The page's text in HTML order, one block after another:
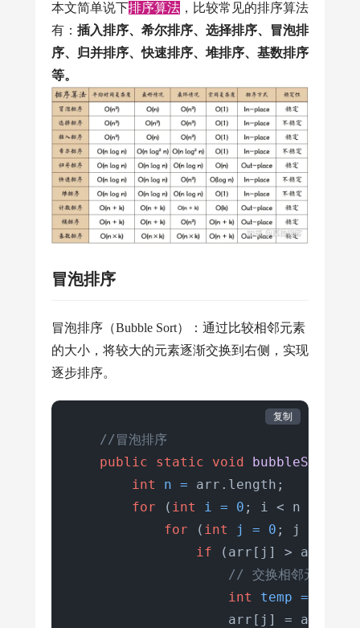
本文简单说下排序算法 ，比较常见的排序算法
有： 插入排序、希尔排序、选择排序、冒泡排
序、归并排序、快速排序、堆排序、基数排序
等。
冒泡排序
冒泡排序（Bubble Sort）：通过比较相邻元素
的大小，将较大的元素逐渐交换到右侧，实现
逐步排序。
//冒泡排序
public
static void bubbleSort
int
n = arr.length;
for ( int i = 0 ; i < n -
for ( int j = 0 ; j < n
if (arr[j] > arr[j
// 交换相邻元素
int
temp =
arr[j] = arr[j
复制